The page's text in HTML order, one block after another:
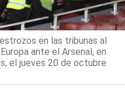
en las tribunas al
ante el Arsenal, en
el jueves 20 de octubre